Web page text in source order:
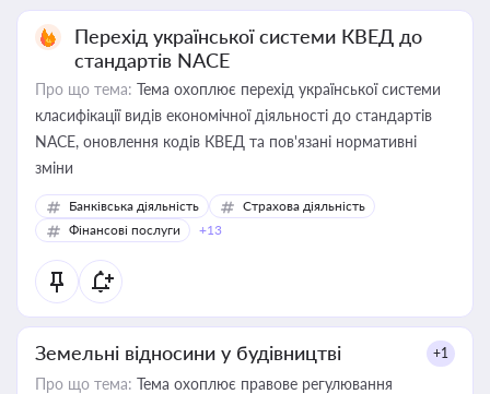
Перехід української системи КВЕД до
стандартів NACE
Про що тема: Тема охоплює перехід української системи
класифікації видів економічної діяльності до стандартів
NACE, оновлення кодів КВЕД та пов'язані нормативні
зміни
Банківська діяльність
Страхова діяльність
Фінансові послуги
+13
Земельні відносини у будівництві +1
Про що тема: Тема охоплює правове регулювання